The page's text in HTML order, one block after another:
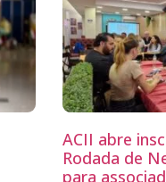
ACII abre
Rodada de
para